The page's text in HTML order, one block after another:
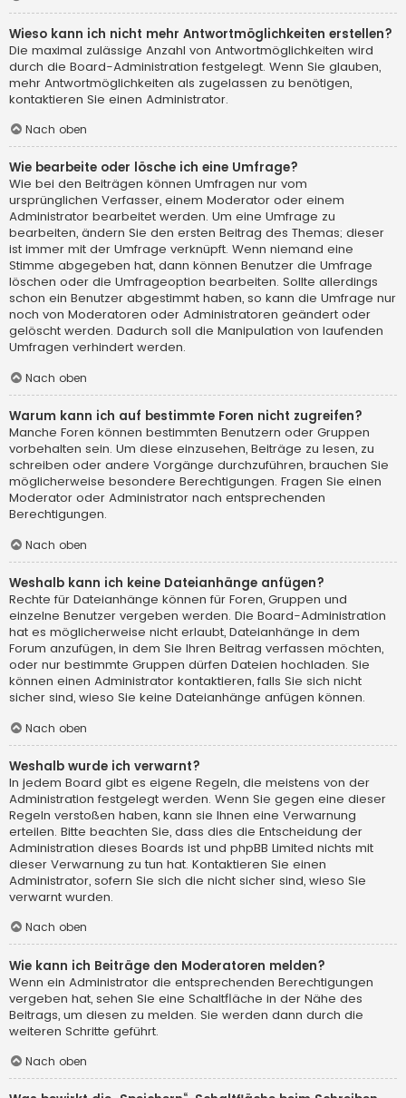
Wieso kann ich nicht mehr Antwortmöglichkeiten erstellen?
Die maximal zulässige Anzahl von Antwortmöglichkeiten wird
durch die Board-Administration festgelegt. Wenn Sie glauben,
mehr Antwortmöglichkeiten als zugelassen zu benötigen,
kontaktieren Sie einen Administrator.
Nach oben
Wie bearbeite oder lösche ich eine Umfrage?
Wie bei den Beiträgen können Umfragen nur vom
ursprünglichen Verfasser, einem Moderator oder einem
Administrator bearbeitet werden. Um eine Umfrage zu
bearbeiten, ändern Sie den ersten Beitrag des Themas; dieser
ist immer mit der Umfrage verknüpft. Wenn niemand eine
Stimme abgegeben hat, dann können Benutzer die Umfrage
löschen oder die Umfrageoption bearbeiten. Sollte allerdings
schon ein Benutzer abgestimmt haben, so kann die Umfrage nur
noch von Moderatoren oder Administratoren geändert oder
gelöscht werden. Dadurch soll die Manipulation von laufenden
Umfragen verhindert werden.
Nach oben
Warum kann ich auf bestimmte Foren nicht zugreifen?
Manche Foren können bestimmten Benutzern oder Gruppen
vorbehalten sein. Um diese einzusehen, Beiträge zu lesen, zu
schreiben oder andere Vorgänge durchzuführen, brauchen Sie
möglicherweise besondere Berechtigungen. Fragen Sie einen
Moderator oder Administrator nach entsprechenden
Berechtigungen.
Nach oben
Weshalb kann ich keine Dateianhänge anfügen?
Rechte für Dateianhänge können für Foren, Gruppen und
einzelne Benutzer vergeben werden. Die Board-Administration
hat es möglicherweise nicht erlaubt, Dateianhänge in dem
Forum anzufügen, in dem Sie Ihren Beitrag verfassen möchten,
oder nur bestimmte Gruppen dürfen Dateien hochladen. Sie
können einen Administrator kontaktieren, falls Sie sich nicht
sicher sind, wieso Sie keine Dateianhänge anfügen können.
Nach oben
Weshalb wurde ich verwarnt?
In jedem Board gibt es eigene Regeln, die meistens von der
Administration festgelegt werden. Wenn Sie gegen eine dieser
Regeln verstoßen haben, kann sie Ihnen eine Verwarnung
erteilen. Bitte beachten Sie, dass dies die Entscheidung der
Administration dieses Boards ist und phpBB Limited nichts mit
dieser Verwarnung zu tun hat. Kontaktieren Sie einen
Administrator, sofern Sie sich die nicht sicher sind, wieso Sie
verwarnt wurden.
Nach oben
Wie kann ich Beiträge den Moderatoren melden?
Wenn ein Administrator die entsprechenden Berechtigungen
vergeben hat, sehen Sie eine Schaltfläche in der Nähe des
Beitrags, um diesen zu melden. Sie werden dann durch die
weiteren Schritte geführt.
Nach oben